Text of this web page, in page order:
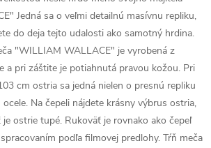
Jedná sa o veľmi detailnú masívnu repliku,
do deja tejto udalosti ako samotný hrdina.
"WILLIAM WALLACE" je vyrobená z
a pri záštite je potiahnutá pravou kožou. Pri
cm ostria sa jedná nielen o presnú repliku
Na čepeli nájdete krásny výbrus ostria,
je ostrie tupé. Rukoväť je rovnako ako čepeľ
podľa filmovej predlohy. Tŕň meča